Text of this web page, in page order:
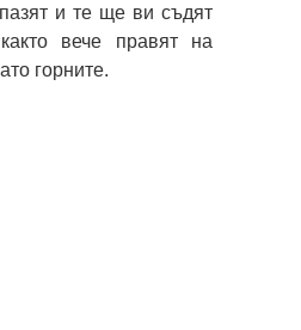
и те ще ви съдят
вече правят на
горните.